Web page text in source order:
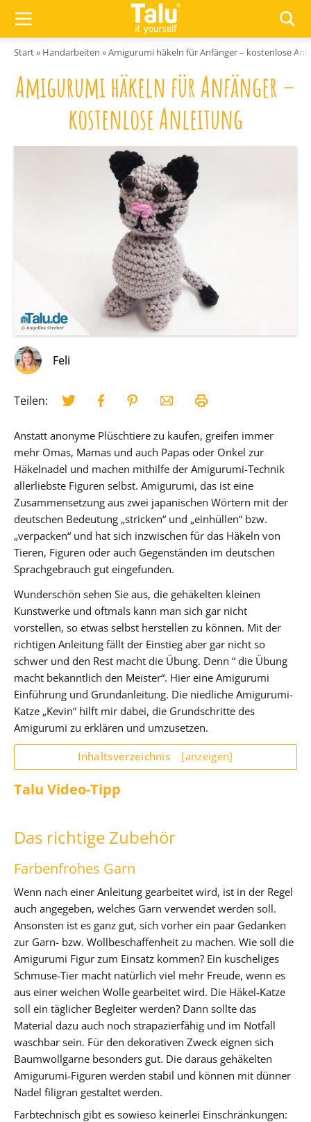
Start» Handarbeiten »Amigurumi häkeln für Anfänger – kostenlose
Amigurumi häkeln für Anfänger –
kostenlose Anleitung
Feli
Teilen:
Anstatt anonyme Plüschtiere zu kaufen, greifen immer
mehr Omas, Mamas und auch Papas oder Onkel zur
Häkelnadel und machen mithilfe der Amigurumi-Technik
allerliebste Figuren selbst. Amigurumi, das ist eine
Zusammensetzung aus zwei japanischen Wörtern mit der
deutschen Bedeutung „stricken“ und „einhüllen“ bzw.
„verpacken“ und hat sich inzwischen für das Häkeln von
Tieren, Figuren oder auch Gegenständen im deutschen
Sprachgebrauch gut eingefunden.
Wunderschön sehen Sie aus, die gehäkelten kleinen
Kunstwerke und oftmals kann man sich gar nicht
vorstellen, so etwas selbst herstellen zu können. Mit der
richtigen Anleitung fällt der Einstieg aber gar nicht so
schwer und den Rest macht die Übung. Denn “ die Übung
macht bekanntlich den Meister“. Hier eine Amigurumi
Einführung und Grundanleitung. Die niedliche Amigurumi-
Katze „Kevin“ hilft mir dabei, die Grundschritte des
Amigurumi zu erklären und umzusetzen.
Inhaltsverzeichnis [anzeigen]
Talu Video-Tipp
Das richtige Zubehör
Farbenfrohes Garn
Wenn nach einer Anleitung gearbeitet wird, ist in der Regel
auch angegeben, welches Garn verwendet werden soll.
Ansonsten ist es ganz gut, sich vorher ein paar Gedanken
zur Garn- bzw. Wollbeschaffenheit zu machen. Wie soll die
Amigurumi Figur zum Einsatz kommen? Ein kuscheliges
Schmuse-Tier macht natürlich viel mehr Freude, wenn es
aus einer weichen Wolle gearbeitet wird. Die Häkel-Katze
soll ein täglicher Begleiter werden? Dann sollte das
Material dazu auch noch strapazierfähig und im Notfall
waschbar sein. Für den dekorativen Zweck eignen sich
Baumwollgarne besonders gut. Die daraus gehäkelten
Amigurumi-Figuren werden stabil und können mit dünner
Nadel filigran gestaltet werden.
Farbtechnisch gibt es sowieso keinerlei Einschränkungen: